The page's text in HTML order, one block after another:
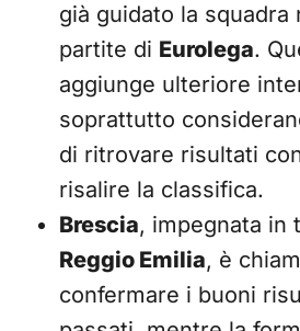
già guidato la squadra
partite di Eurolega.
aggiunge ulteriore
soprattutto
di ritrovare risultati
risalire la classifica.
Brescia, impegnata in
Reggio Emilia, è
confermare i buoni